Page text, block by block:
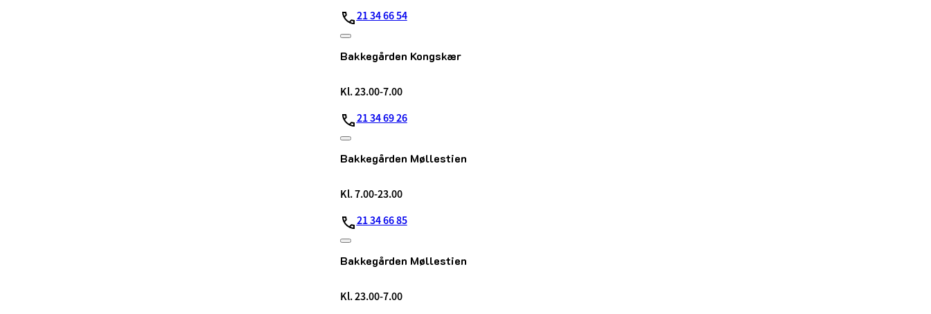
21 34 66 54
Bakkegården Kongskær
Kl. 23.00-7.00
21 34 69 26
Bakkegården Møllestien
Kl. 7.00-23.00
21 34 66 85
Bakkegården Møllestien
Kl. 23.00-7.00